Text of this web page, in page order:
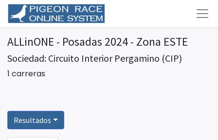
ALLinONE - Posadas 2024 - Zona ESTE
Sociedad: Circuito Interior Pergamino (CIP)
1 carreras
Resultados